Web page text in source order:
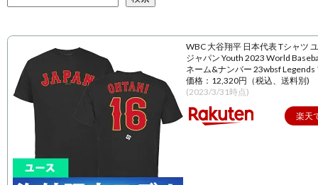
WBC 大谷翔平 日本代表 Tシャツ
ジャパン Youth 2023 World
ネーム&ナンバー 23wbsf Legends
価格：12,320円（税込、送料別)
(2023/3/31時点)
楽天